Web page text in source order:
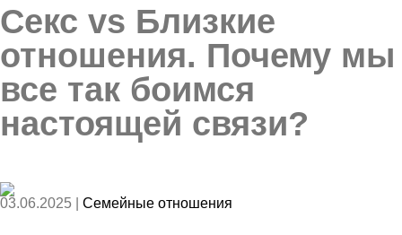
Секс vs Близкие
отношения. Почему мы
все так боимся
настоящей связи?
03.06.2025 | Семейные отношения